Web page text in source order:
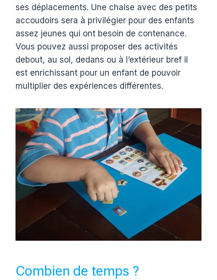
ses déplacements. Une chaise avec des petits
accoudoirs sera à privilégier pour des enfants
assez jeunes qui ont besoin de contenance.
Vous pouvez aussi proposer des activités
debout, au sol, dedans ou à l’extérieur bref il
est enrichissant pour un enfant de pouvoir
multiplier des expériences différentes.
Combien de temps ?